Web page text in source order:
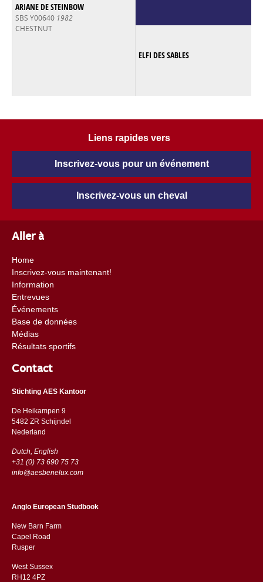
ARIANE DE STEINBOW
SBS Y00640 1982
CHESTNUT
ELFI DES SABLES
Liens rapides vers
Inscrivez-vous pour un événement
Inscrivez-vous un cheval
Aller à
Home
Inscrivez-vous maintenant!
Information
Entrevues
Événements
Base de données
Médias
Résultats sportifs
Contact
Stichting AES Kantoor
De Heikampen 9
5482 ZR Schijndel
​​Nederland
Dutch, English
+31 (0) 73 690 75 73
info@aesbenelux.com
Anglo European Studbook
New Barn Farm
Capel Road
​​Rusper
West Sussex
RH12 4PZ